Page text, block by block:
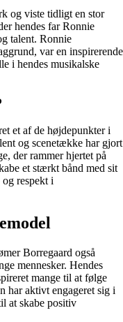
og viste tidligt en stor
hendes far Ronnie
talent. Ronnie
var en inspirerende
i hendes musikalske
et af de højdepunkter i
og scenetække har gjort
der rammer hjertet på
et stærkt bånd med sit
respekt i
Borregaard også
mennesker. Hendes
mange til at følge
har aktivt engageret sig i
at skabe positiv